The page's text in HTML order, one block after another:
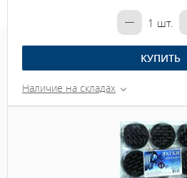
1 шт.
КУПИТЬ
Наличие на складах